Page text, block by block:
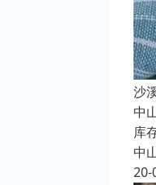
沙
中
库
中
20-